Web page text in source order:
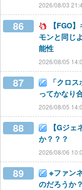
2026/08/03
86
【FGO
モンと同じ
能性
2026/08/05
87
「クロ
ってかなり
2026/08/05
88
【Gジ
か？？？
2026/08/06
89
※ファン
のだろうか？